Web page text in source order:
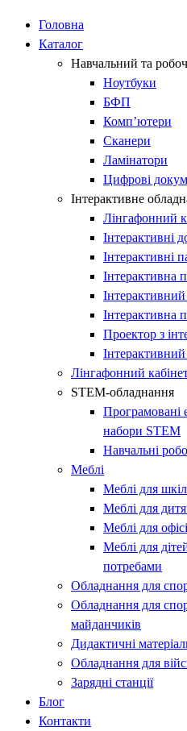
Головна
Каталог
Навчальний та
Ноутбуки
БФП
Комп’ютери
Сканери
Ламінатори
Цифрові
Інтерактивне
Лінгафонний
Інтерактивні
Інтерактивні
Інтерактивна
Інтерактивний
Інтерактивна
Проектор з
Лінгафонний
STEM-обладнання
Програмовані
набори STEM​
Навчальні
Меблі
Меблі для шкіл
Меблі для
Меблі для
Меблі для
потребами
Обладнання для
Обладнання для
майданчиків
Дидактичні
Обладнання для
Зарядні станції
Блог
Контакти